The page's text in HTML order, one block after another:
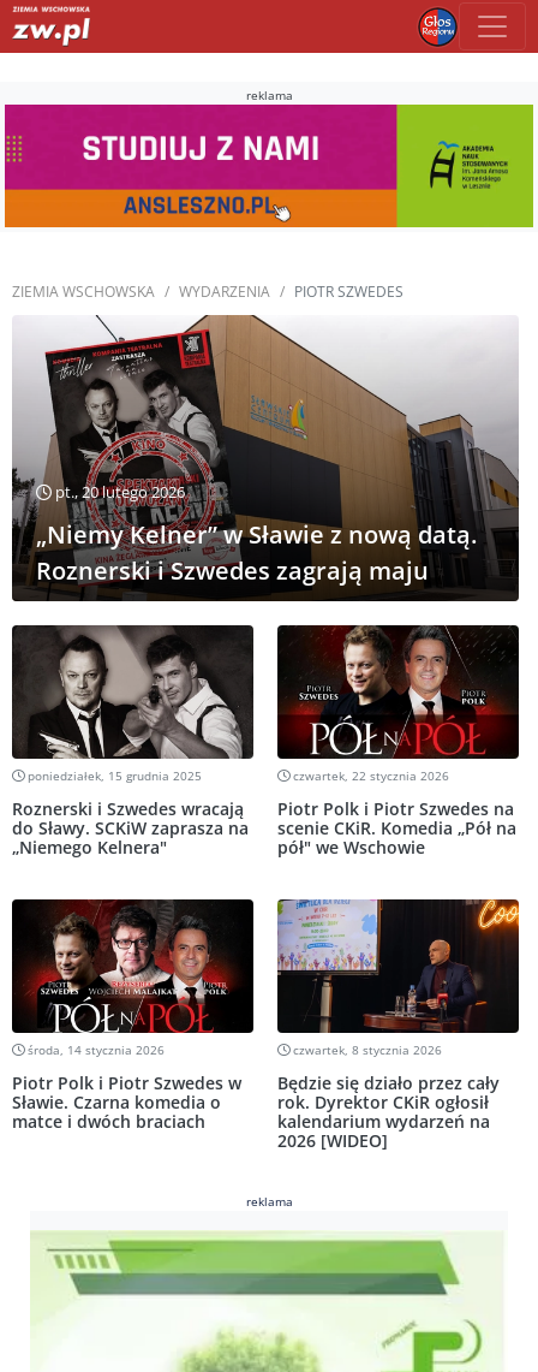
reklama
ZIEMIA WSCHOWSKA WYDARZENIA PIOTR SZWEDES
pt., 20 lutego 2026
„Niemy Kelner” w Sławie z nową datą.
Roznerski i Szwedes zagrają maju
poniedziałek, 15 grudnia 2025
Roznerski i Szwedes wracają
do Sławy. SCKiW zaprasza na
„Niemego Kelnera"
czwartek, 22 stycznia 2026
Piotr Polk i Piotr Szwedes na
scenie CKiR. Komedia „Pół na
pół" we Wschowie
środa, 14 stycznia 2026
Piotr Polk i Piotr Szwedes w
Sławie. Czarna komedia o
matce i dwóch braciach
czwartek, 8 stycznia 2026
Będzie się działo przez cały
rok. Dyrektor CKiR ogłosił
kalendarium wydarzeń na
2026 [WIDEO]
reklama